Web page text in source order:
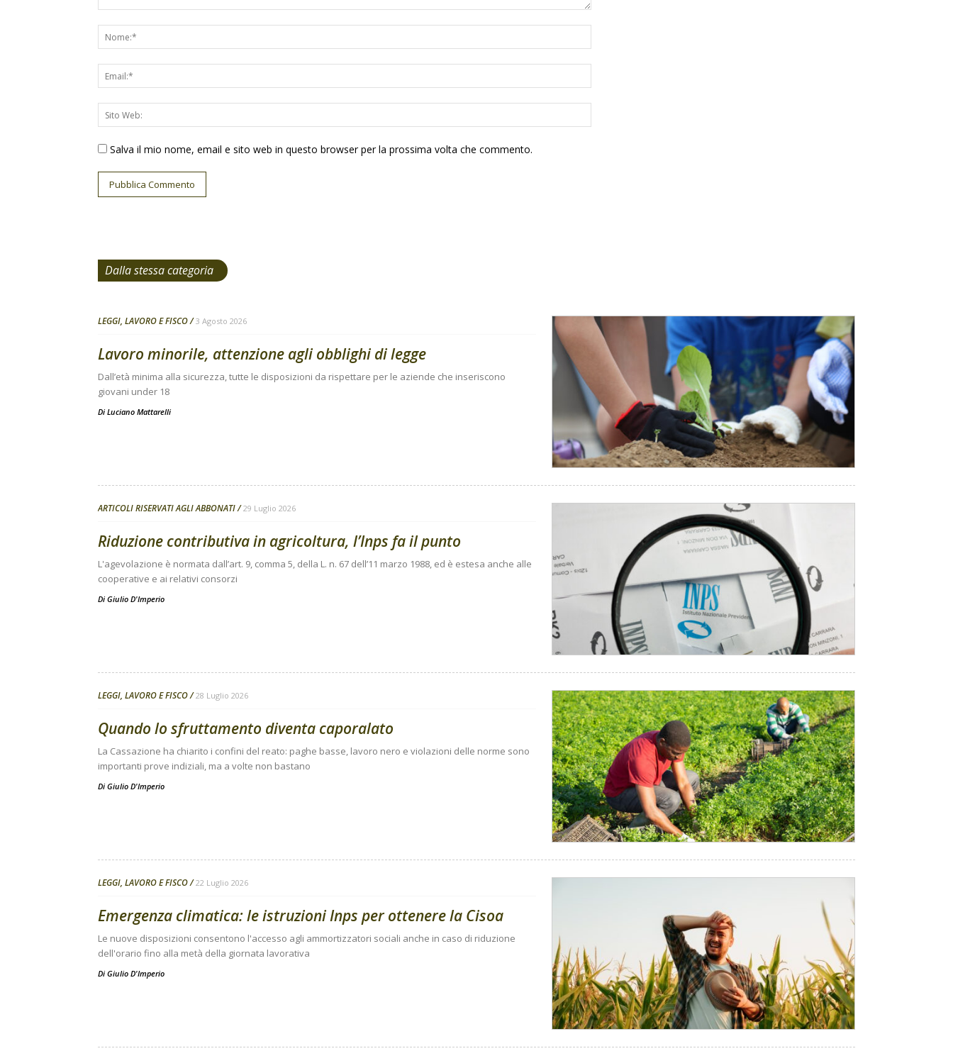
Salva il mio nome, email e sito web in questo browser per la prossima volta che commento.
Dalla stessa categoria
LEGGI, LAVORO E FISCO 3 Agosto 2026
Lavoro minorile, attenzione agli obblighi di legge
Dall’età minima alla sicurezza, tutte le disposizioni da rispettare per le aziende che inseriscono
giovani under 18
Di Luciano Mattarelli
ARTICOLI RISERVATI AGLI ABBONATI 29 Luglio 2026
Riduzione contributiva in agricoltura, l’Inps fa il punto
L'agevolazione è normata dall’art. 9, comma 5, della L. n. 67 dell’11 marzo 1988, ed è estesa anche alle
cooperative e ai relativi consorzi
Di Giulio D'Imperio
LEGGI, LAVORO E FISCO 28 Luglio 2026
Quando lo sfruttamento diventa caporalato
La Cassazione ha chiarito i confini del reato: paghe basse, lavoro nero e violazioni delle norme sono
importanti prove indiziali, ma a volte non bastano
Di Giulio D'Imperio
LEGGI, LAVORO E FISCO 22 Luglio 2026
Emergenza climatica: le istruzioni Inps per ottenere la Cisoa
Le nuove disposizioni consentono l'accesso agli ammortizzatori sociali anche in caso di riduzione
dell'orario fino alla metà della giornata lavorativa
Di Giulio D'Imperio